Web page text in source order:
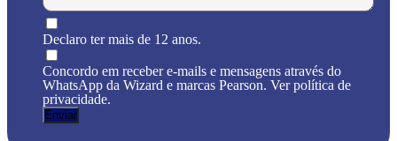
Declaro ter mais de 12 anos.
Concordo em receber e-mails e mensagens através do
WhatsApp da Wizard e marcas Pearson. Ver política de
privacidade.